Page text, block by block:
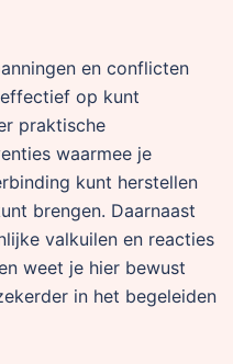
en conflicten
op kunt
praktische
waarmee je
kunt herstellen
brengen. Daarnaast
valkuilen en reacties
weet je hier bewust
in het begeleiden